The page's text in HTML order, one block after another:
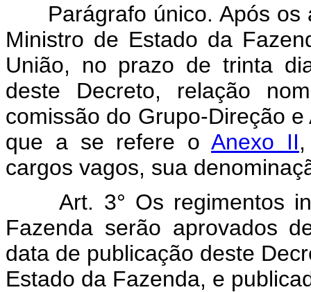
Parágrafo único. Após
Ministro de Estado da
União, no prazo de trinta
deste Decreto, relação
comissão do Grupo-Direção
que a se refere oAnexo II
cargos vagos, sua
Art. 3° Os regimentos
Fazenda serão aprovados
data de publicação deste
Estado da Fazenda, e